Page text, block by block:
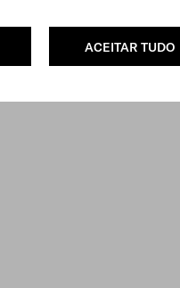
ACEITAR TUDO